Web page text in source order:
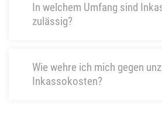
In welchem Umfang sind
zulässig?
Wie wehre ich mich gegen
Inkassokosten?